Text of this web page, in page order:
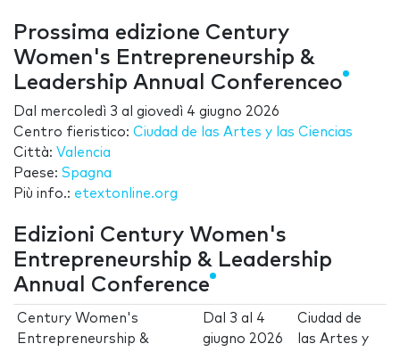
Prossima edizione Century
Women's Entrepreneurship &
Leadership Annual Conferenceo
Dal mercoledì 3 al giovedì 4 giugno 2026
Centro fieristico: Ciudad de las Artes y las Ciencias
Città: Valencia
Paese: Spagna
Più info.: etextonline.org
Edizioni Century Women's
Entrepreneurship & Leadership
Annual Conference
Century Women's
Entrepreneurship &
Dal 3 al 4
giugno 2026
Ciudad de
las Artes y